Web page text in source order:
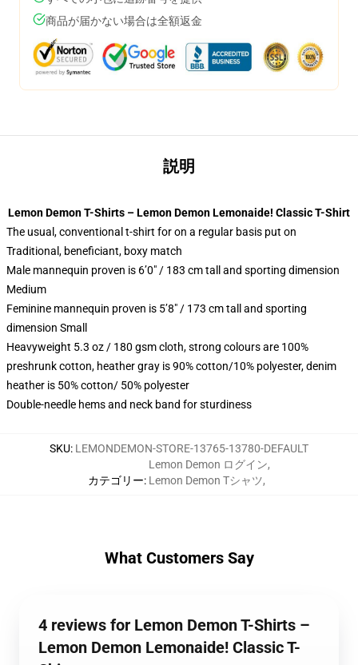
商品が届かない場合は全額返金
説明
Lemon Demon T-Shirts – Lemon Demon Lemonaide! Classic T-Shirt
The usual, conventional t-shirt for on a regular basis put on
Traditional, beneficiant, boxy match
Male mannequin proven is 6’0″ / 183 cm tall and sporting dimension
Medium
Feminine mannequin proven is 5’8″ / 173 cm tall and sporting
dimension Small
Heavyweight 5.3 oz / 180 gsm cloth, strong colours are 100%
preshrunk cotton, heather gray is 90% cotton/10% polyester, denim
heather is 50% cotton/ 50% polyester
Double-needle hems and neck band for sturdiness
SKU: LEMONDEMON-STORE-13765-13780-DEFAULT
カテゴリー:
Lemon Demon ログイン,
Lemon Demon Tシャツ,
What Customers Say
4 reviews for Lemon Demon T-Shirts –
Lemon Demon Lemonaide! Classic T-